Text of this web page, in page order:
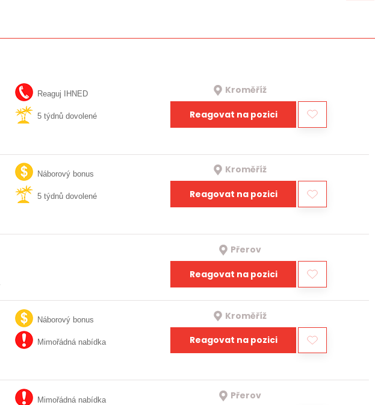
Reaguj IHNED
5 týdnů dovolené
Kroměříž
Reagovat na pozici
Náborový bonus
5 týdnů dovolené
Kroměříž
Reagovat na pozici
Přerov
Reagovat na pozici
Náborový bonus
Mimořádná nabídka
Kroměříž
Reagovat na pozici
Mimořádná nabídka Přerov